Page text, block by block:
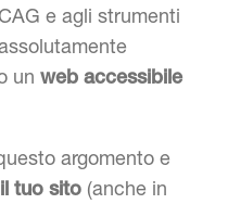
e agli strumenti
un web accessibile
argomento e
tuo sito (anche in